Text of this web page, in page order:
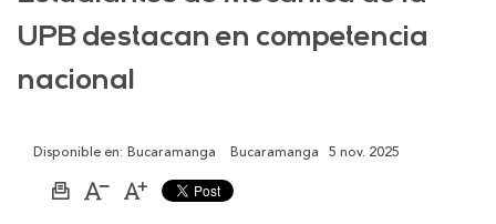
UPB destacan en competencia
nacional
Disponible en: Bucaramanga Bucaramanga 5 nov. 2025
ImprimirAumentarDisminuir